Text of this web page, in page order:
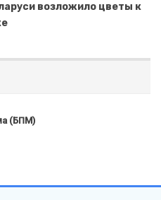
возложило цветы к
(БПМ)